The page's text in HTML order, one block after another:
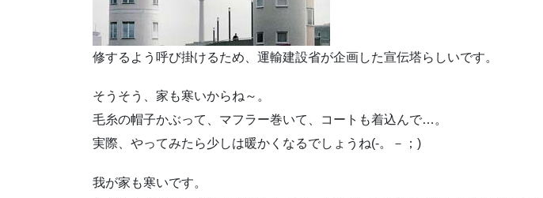
修するよう呼び掛けるため、運輸建設省が企画した宣伝塔らしいです。
そうそう、家も寒いからね～。
毛糸の帽子かぶって、マフラー巻いて、コートも着込んで…。
実際、やってみたら少しは暖かくなるでしょうね(-。－；)
我が家も寒いです。